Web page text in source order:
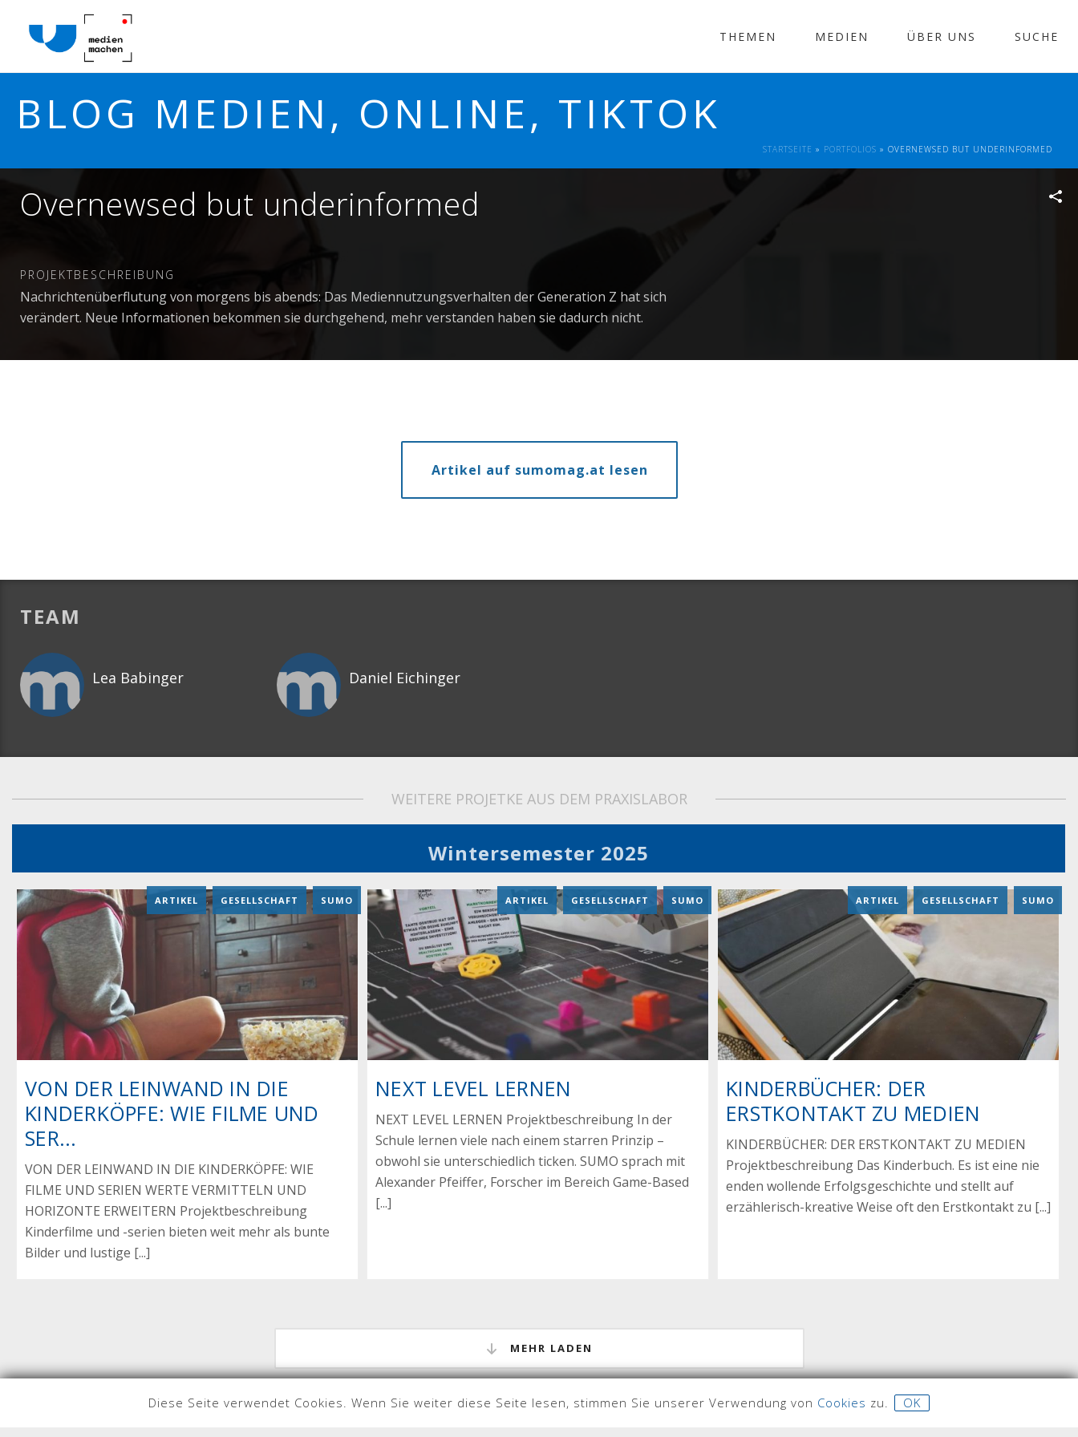
THEMEN MEDIEN ÜBER UNS SUCHE
BLOG MEDIEN, ONLINE, TIKTOK
STARTSEITE » PORTFOLIOS » OVERNEWSED BUT UNDERINFORMED
Overnewsed but underinformed
PROJEKTBESCHREIBUNG
Nachrichtenüberflutung von morgens bis abends: Das Mediennutzungsverhalten der Generation Z hat sich
verändert. Neue Informationen bekommen sie durchgehend, mehr verstanden haben sie dadurch nicht.
Artikel auf sumomag.at lesen
TEAM
Lea Babinger Daniel Eichinger
WEITERE PROJETKE AUS DEM PRAXISLABOR
Wintersemester 2025
VON DER LEINWAND IN DIE
KINDERKÖPFE: WIE FILME UND
SER...
ARTIKEL , GESELLSCHAFT , SUMO
VON DER LEINWAND IN DIE KINDERKÖPFE: WIE
FILME UND SERIEN WERTE VERMITTELN UND
HORIZONTE ERWEITERN Projektbeschreibung
Kinderfilme und -serien bieten weit mehr als bunte
Bilder und lustige [...]
NEXT LEVEL LERNEN
ARTIKEL , GESELLSCHAFT , SUMO
NEXT LEVEL LERNEN Projektbeschreibung In der
Schule lernen viele nach einem starren Prinzip –
obwohl sie unterschiedlich ticken. SUMO sprach mit
Alexander Pfeiffer, Forscher im Bereich Game-Based
[...]
KINDERBÜCHER: DER
ERSTKONTAKT ZU MEDIEN
ARTIKEL , GESELLSCHAFT , SUMO
KINDERBÜCHER: DER ERSTKONTAKT ZU MEDIEN
Projektbeschreibung Das Kinderbuch. Es ist eine nie
enden wollende Erfolgsgeschichte und stellt auf
erzählerisch-kreative Weise oft den Erstkontakt zu [...]
MEHR LADEN
Diese Seite verwendet Cookies. Wenn Sie weiter diese Seite lesen, stimmen Sie unserer Verwendung von Cookies zu. OK